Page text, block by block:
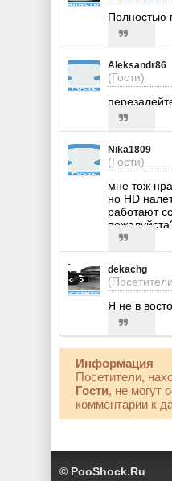
Полностью
Aleksandr86
(Гости)
Nika1809
(Гости)
мне тож
но HD
работают
dekachg
Я не в
Информация
Посетители,
Гости, не могут
комментарии к
© PooShock.Ru